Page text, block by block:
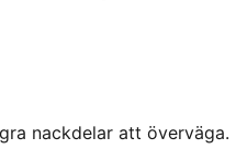
nackdelar att överväga.